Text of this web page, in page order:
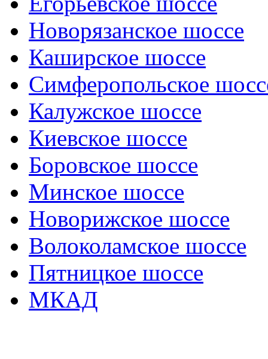
Новорязанское шоссе
Каширское шоссе
Симферопольское
Калужское шоссе
Киевское шоссе
Боровское шоссе
Минское шоссе
Новорижское шоссе
Волоколамское шоссе
Пятницкое шоссе
МКАД